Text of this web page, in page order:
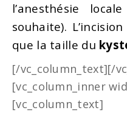
l’anesthésie
souhaite).
que la taille du
[/vc_column_text][/
[vc_column_inner
[vc_column_text]